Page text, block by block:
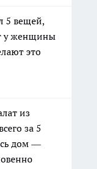
5 вещей,
у женщины
это
из
за 5
дом —